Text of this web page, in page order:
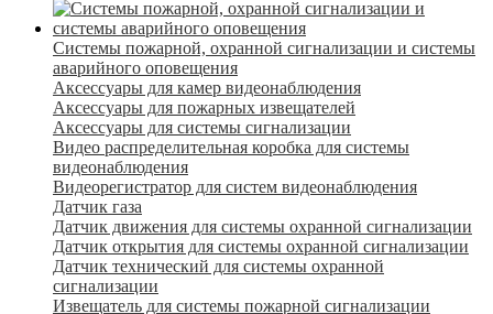
Системы пожарной, охранной сигнализации и системы
аварийного оповещения
Аксессуары для камер видеонаблюдения
Аксессуары для пожарных извещателей
Аксессуары для системы сигнализации
Видео распределительная коробка для системы
видеонаблюдения
Видеорегистратор для систем видеонаблюдения
Датчик газа
Датчик движения для системы охранной сигнализации
Датчик открытия для системы охранной сигнализации
Датчик технический для системы охранной
сигнализации
Извещатель для системы пожарной сигнализации